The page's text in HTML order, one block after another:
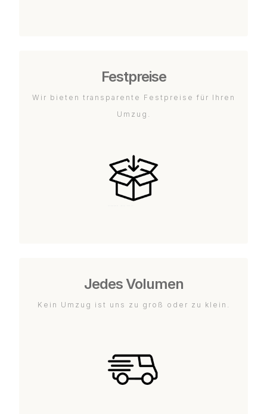
Festpreise
Wir bieten transparente Festpreise für Ihren
Umzug.
Jedes Volumen
Kein Umzug ist uns zu groß oder zu klein.